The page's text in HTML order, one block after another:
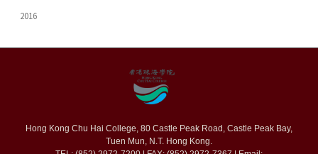
2016
Hong Kong Chu Hai College, 80 Castle Peak Road, Castle Peak Bay,
Tuen Mun, N.T. Hong Kong.